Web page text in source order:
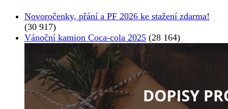
Novoročenky, přání a PF 2026 ke stažení zdarma!
(30 917)
Vánoční kamion Coca-cola 2025 (28 164)